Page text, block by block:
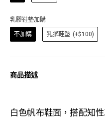
乳膠鞋墊加購
不加購 乳膠鞋墊 (+$100)
商品描述
白色帆布鞋面，搭配知